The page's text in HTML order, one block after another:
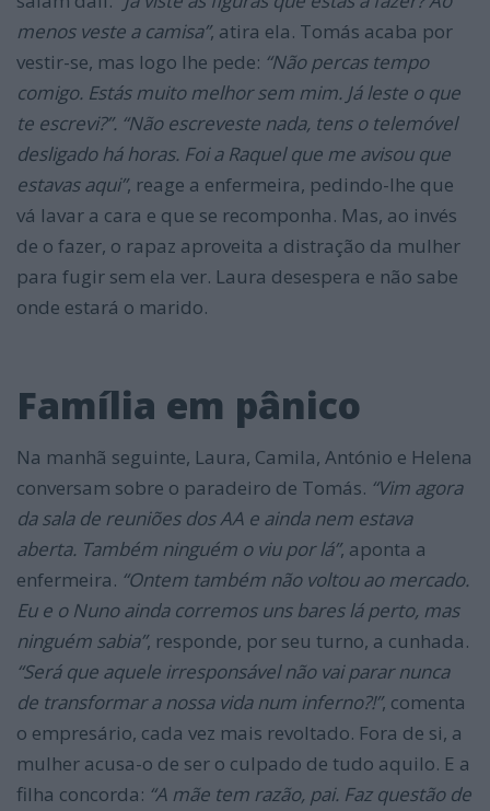
menos veste a camisa”, atira ela. Tomás acaba por
vestir-se, mas logo lhe pede: “Não percas tempo
comigo. Estás muito melhor sem mim. Já leste o que
te escrevi?”. “Não escreveste nada, tens o telemóvel
desligado há horas. Foi a Raquel que me avisou que
estavas aqui”, reage a enfermeira, pedindo-lhe que
vá lavar a cara e que se recomponha. Mas, ao invés
de o fazer, o rapaz aproveita a distração da mulher
para fugir sem ela ver. Laura desespera e não sabe
onde estará o marido.
Família em pânico
Na manhã seguinte, Laura, Camila, António e Helena
conversam sobre o paradeiro de Tomás. “Vim agora
da sala de reuniões dos AA e ainda nem estava
aberta. Também ninguém o viu por lá”, aponta a
enfermeira. “Ontem também não voltou ao mercado.
Eu e o Nuno ainda corremos uns bares lá perto, mas
ninguém sabia”, responde, por seu turno, a cunhada.
“Será que aquele irresponsável não vai parar nunca
de transformar a nossa vida num inferno?!”, comenta
o empresário, cada vez mais revoltado. Fora de si, a
mulher acusa-o de ser o culpado de tudo aquilo. E a
filha concorda: “A mãe tem razão, pai. Faz questão de